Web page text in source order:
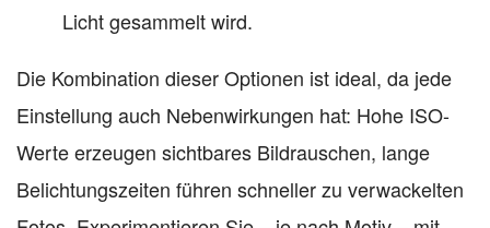
Licht gesammelt wird.
Die Kombination dieser Optionen ist ideal, da jede
Einstellung auch Nebenwirkungen hat: Hohe ISO-
Werte erzeugen sichtbares Bildrauschen, lange
Belichtungszeiten führen schneller zu verwackelten